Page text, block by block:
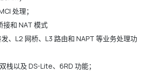
处理；
接和 NAT 模式
、L2 网桥、L3 路由和 NAPT 等业务处理功
栈以及 DS-Lite、6RD 功能；